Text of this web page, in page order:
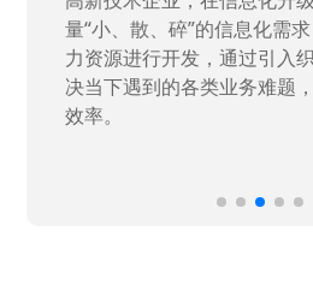
量“小、散、碎”的信息化需
力资源进行开发，通过引入
决当下遇到的各类业务难题
效率。